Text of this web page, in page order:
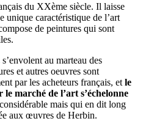
du XXème siècle. Il laisse
unique caractéristique de l’art
de peintures qui sont
au marteau des
et autres oeuvres sont
par les acheteurs français, et le
marché de l’art s’échelonne
mais qui en dit long
aux œuvres de Herbin.